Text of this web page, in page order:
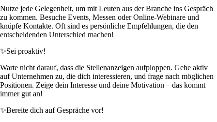
Nutze jede Gelegenheit, um mit Leuten aus der Branche ins Gespräch
zu kommen. Besuche Events, Messen oder Online-Webinare und
knüpfe Kontakte. Oft sind es persönliche Empfehlungen, die den
entscheidenden Unterschied machen!
✨Sei proaktiv!
Warte nicht darauf, dass die Stellenanzeigen aufploppen. Gehe aktiv
auf Unternehmen zu, die dich interessieren, und frage nach möglichen
Positionen. Zeige dein Interesse und deine Motivation – das kommt
immer gut an!
✨Bereite dich auf Gespräche vor!